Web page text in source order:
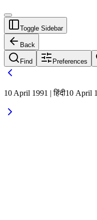
Toggle Sidebar
Back
Find Preferences
10 April 1991 | हिंदी10 April